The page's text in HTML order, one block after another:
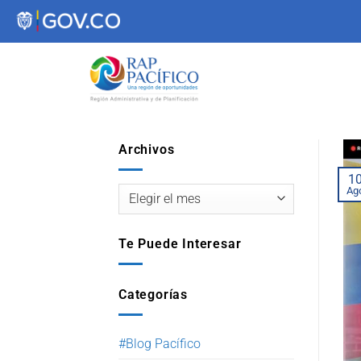
contenido
Archivos
Te Puede Interesar
Categorías
#Blog Pacífico